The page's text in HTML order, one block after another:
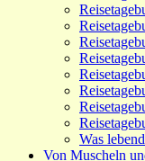
Was
Von Muscheln